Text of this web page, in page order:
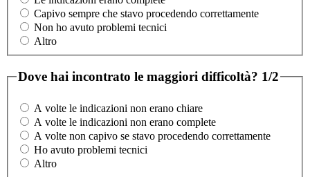
Capivo sempre che stavo procedendo correttamente
Non ho avuto problemi tecnici
Altro
Dove hai incontrato le maggiori difficoltà? 1/2
A volte le indicazioni non erano chiare
A volte le indicazioni non erano complete
A volte non capivo se stavo procedendo correttamente
Ho avuto problemi tecnici
Altro